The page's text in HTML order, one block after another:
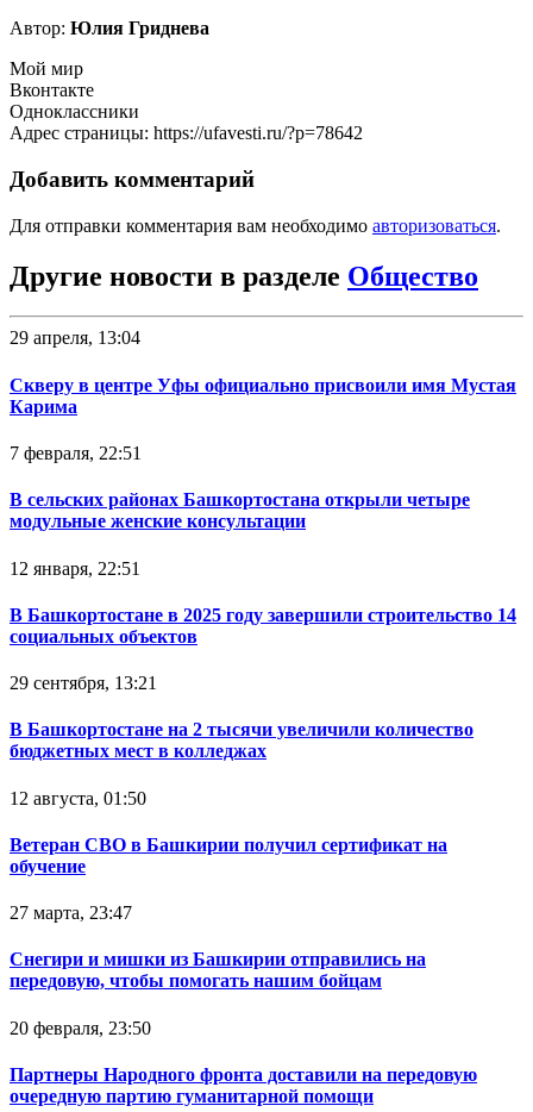
Автор: Юлия Гриднева
Мой мир
Вконтакте
Одноклассники
Адрес страницы: https://ufavesti.ru/?p=78642
Добавить комментарий
Для отправки комментария вам необходимо авторизоваться.
Другие новости в разделе Общество
29 апреля, 13:04
Скверу в центре Уфы официально присвоили имя Мустая
Карима
7 февраля, 22:51
В сельских районах Башкортостана открыли четыре
модульные женские консультации
12 января, 22:51
В Башкортостане в 2025 году завершили строительство 14
социальных объектов
29 сентября, 13:21
В Башкортостане на 2 тысячи увеличили количество
бюджетных мест в колледжах
12 августа, 01:50
Ветеран СВО в Башкирии получил сертификат на
обучение
27 марта, 23:47
Снегири и мишки из Башкирии отправились на
передовую, чтобы помогать нашим бойцам
20 февраля, 23:50
Партнеры Народного фронта доставили на передовую
очередную партию гуманитарной помощи